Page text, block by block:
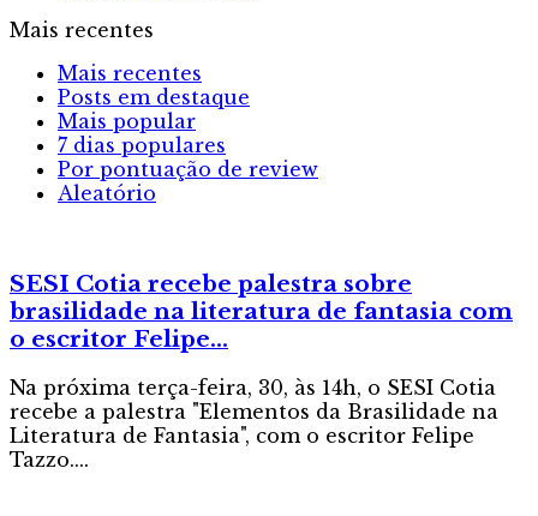
Mais recentes
Mais recentes
Posts em destaque
Mais popular
7 dias populares
Por pontuação de review
Aleatório
SESI Cotia recebe palestra sobre
brasilidade na literatura de fantasia com
o escritor Felipe...
Na próxima terça-feira, 30, às 14h, o SESI Cotia
recebe a palestra "Elementos da Brasilidade na
Literatura de Fantasia", com o escritor Felipe
Tazzo....